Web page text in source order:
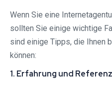
Wenn Sie eine
sollten Sie einige wichtige
sind einige Tipps, die Ihnen
können:
1. Erfahrung und